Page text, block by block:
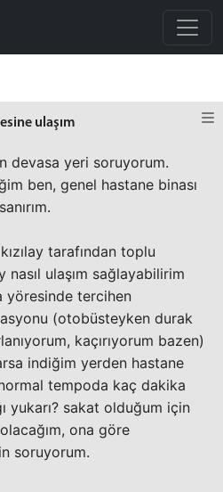
ulaşım
devasa yeri soruyorum.
ben, genel hastane binası
tarafından toplu
nasıl ulaşım sağlayabilirim
yöresinde tercihen
(otobüsteyken durak
kaçırıyorum bazen)
indiğim yerden hastane
tempoda kaç dakika
yukarı? sakat olduğum için
ona göre
soruyorum.